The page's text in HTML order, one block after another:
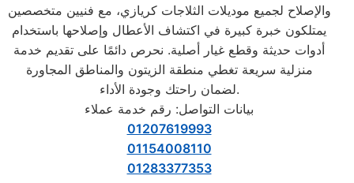
والإصلاح لجميع موديلات الثلاجات كريازي، مع فنيين متخصصين
يمتلكون خبرة كبيرة في اكتشاف الأعطال وإصلاحها باستخدام
أدوات حديثة وقطع غيار أصلية. نحرص دائمًا على تقديم خدمة
منزلية سريعة تغطي منطقة الزيتون والمناطق المجاورة
لضمان راحتك وجودة الأداء.
بيانات التواصل: رقم خدمة عملاء
01207619993
01154008110
01283377353